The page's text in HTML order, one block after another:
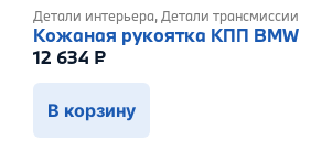
Детали интерьера,Детали трансмиссии
Кожаная рукоятка КПП BMW
12 634 ₽
В корзину